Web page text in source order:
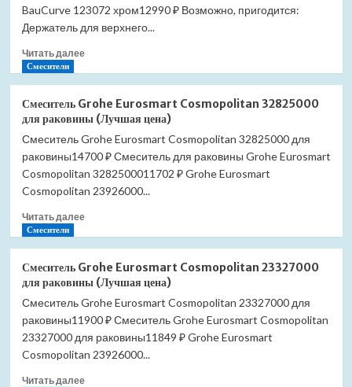
для
(Лучшая
цена)
BauCurve 123072 хром12990 ₽ Возможно, пригодится:
Держатель для верхнего...
Читать далееПрочитать
Комплект
гигиенического
душа
Grohe
BauCurve
123072
(Лучшая
Смесители
Смеситель Grohe Eurosmart Cosmopolitan 32825000
для раковины (Лучшая цена)
Смеситель Grohe Eurosmart Cosmopolitan 32825000 для
раковины14700 ₽ Смеситель для раковины Grohe Eurosmart
Cosmopolitan 3282500011702 ₽ Grohe Eurosmart
Cosmopolitan 23926000...
Читать далееПрочитать
Смеситель
Grohe
Eurosmart
Cosmopolitan
32825000
для
раковины
цена)
Смесители
Смеситель Grohe Eurosmart Cosmopolitan 23327000
для раковины (Лучшая цена)
Смеситель Grohe Eurosmart Cosmopolitan 23327000 для
раковины11900 ₽ Смеситель Grohe Eurosmart Cosmopolitan
23327000 для раковины11849 ₽ Grohe Eurosmart
Cosmopolitan 23926000...
Читать далееПрочитать